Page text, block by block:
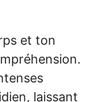
et ton
laissant